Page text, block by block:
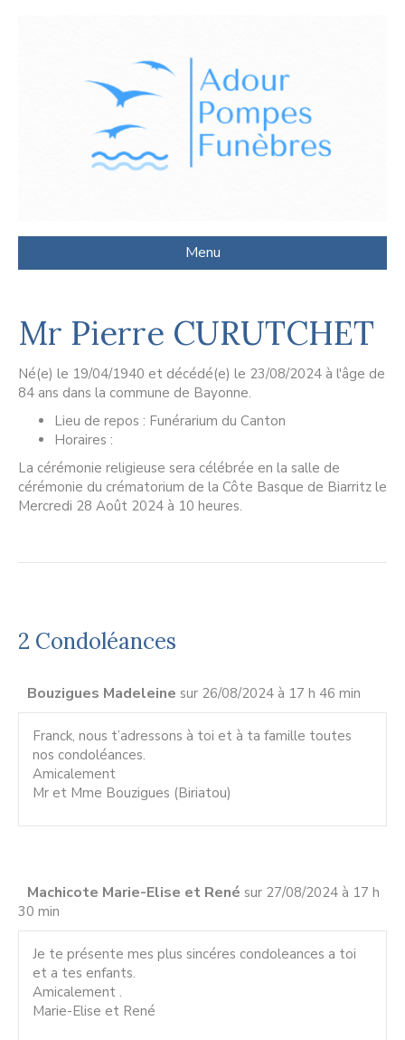
Menu
Mr Pierre CURUTCHET
Né(e) le 19/04/1940 et décédé(e) le 23/08/2024 à l'âge de
84 ans dans la commune de Bayonne.
Lieu de repos : Funérarium du Canton
Horaires :
La cérémonie religieuse sera célébrée en la salle de
cérémonie du crématorium de la Côte Basque de Biarritz le
Mercredi 28 Août 2024 à 10 heures.
2 Condoléances
Bouzigues Madeleine sur 26/08/2024 à 17 h 46 min
Franck, nous t’adressons à toi et à ta famille toutes
nos condoléances.
Amicalement
Mr et Mme Bouzigues (Biriatou)
Machicote Marie-Elise et René sur 27/08/2024 à 17 h
30 min
Je te présente mes plus sincéres condoleances a toi
et a tes enfants.
Amicalement .
Marie-Elise et René